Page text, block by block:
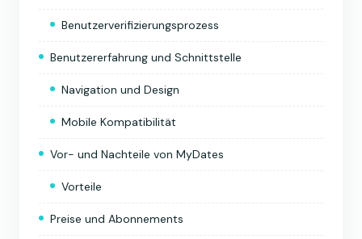
Benutzerverifizierungsprozess
Benutzererfahrung und Schnittstelle
Navigation und Design
Mobile Kompatibilität
Vor- und Nachteile von MyDates
Vorteile
Preise und Abonnements